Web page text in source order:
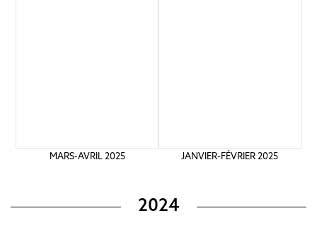
MARS-AVRIL 2025 JANVIER-FÉVRIER 2025
2024